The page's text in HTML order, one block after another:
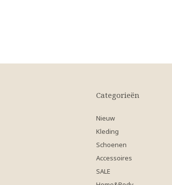
Categorieën
Nieuw
Kleding
Schoenen
Accessoires
SALE